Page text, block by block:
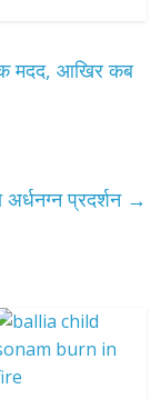
मदद, आखिर कब
अर्धनग्न प्रदर्शन →